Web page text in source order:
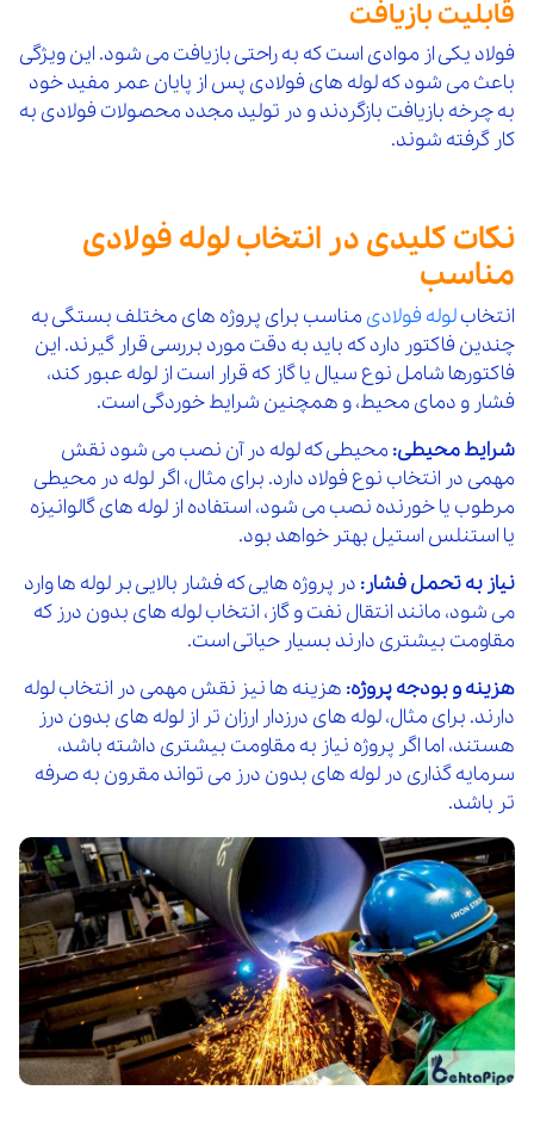
قابلیت بازیافت
فولاد یکی از موادی است که به راحتی بازیافت می شود. این ویژگی
باعث می شود که لوله های فولادی پس از پایان عمر مفید خود
به چرخه بازیافت بازگردند و در تولید مجدد محصولات فولادی به
کار گرفته شوند.
نکات کلیدی در انتخاب لوله فولادی
مناسب
انتخابلوله فولادی مناسب برای پروژه های مختلف بستگی به
چندین فاکتور دارد که باید به دقت مورد بررسی قرار گیرند. این
فاکتورها شامل نوع سیال یا گاز که قرار است از لوله عبور کند،
فشار و دمای محیط، و همچنین شرایط خوردگی است.
شرایط محیطی: محیطی که لوله در آن نصب می شود نقش
مهمی در انتخاب نوع فولاد دارد. برای مثال، اگر لوله در محیطی
مرطوب یا خورنده نصب می شود، استفاده از لوله های گالوانیزه
یا استنلس استیل بهتر خواهد بود.
نیاز به تحمل فشار: در پروژه هایی که فشار بالایی بر لوله ها وارد
می شود، مانند انتقال نفت و گاز، انتخاب لوله های بدون درز که
مقاومت بیشتری دارند بسیار حیاتی است.
هزینه و بودجه پروژه: هزینه ها نیز نقش مهمی در انتخاب لوله
دارند. برای مثال، لوله های درزدار ارزان تر از لوله های بدون درز
هستند، اما اگر پروژه نیاز به مقاومت بیشتری داشته باشد،
سرمایه گذاری در لوله های بدون درز می تواند مقرون به صرفه
تر باشد.